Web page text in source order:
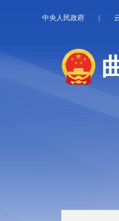
中央人民政府